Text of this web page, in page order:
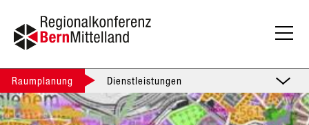
Raumplanung Dienstleistungen